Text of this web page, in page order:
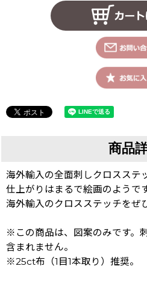
商品
海外輸入の全面刺しクロスステ
仕上がりはまるで絵画のようで
海外輸入のクロスステッチをぜ
※この商品は、図案のみです。
含まれません。
※25ct布（1目1本取り）推奨。